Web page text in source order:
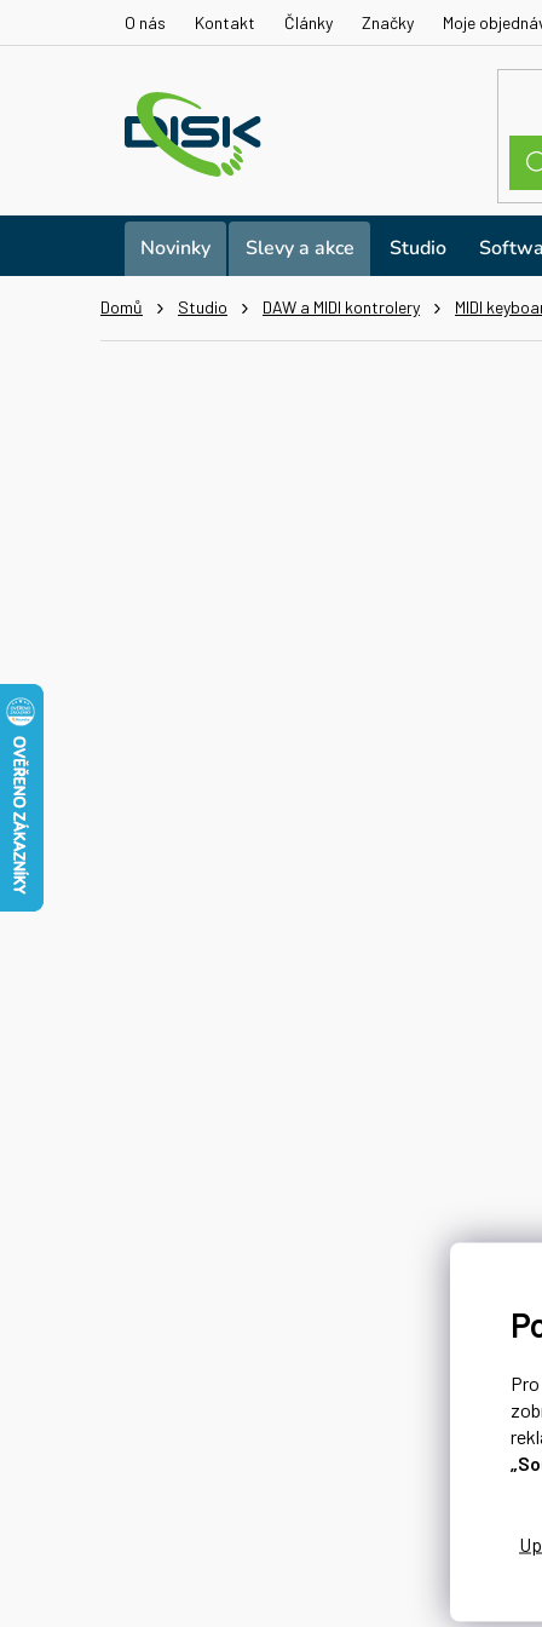
Pro
O nás Kontakt Články Značky Moje
Novinky Slevy a akce Studio
Domů Studio DAW a MIDI kontrolery MIDI